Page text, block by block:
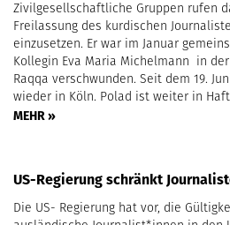
Zivilgesellschaftliche Gruppen rufen
Freilassung des kurdischen
einzusetzen. Er war im Januar
Kollegin Eva Maria Michelmann in
Raqqa verschwunden. Seit dem 19.
wieder in Köln. Polad ist weiter in
MEHR »
US-Regierung schränkt
Die US- Regierung hat vor, die